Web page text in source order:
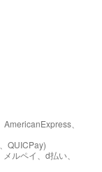
、
QUICPay)
ルペイ、d払い、